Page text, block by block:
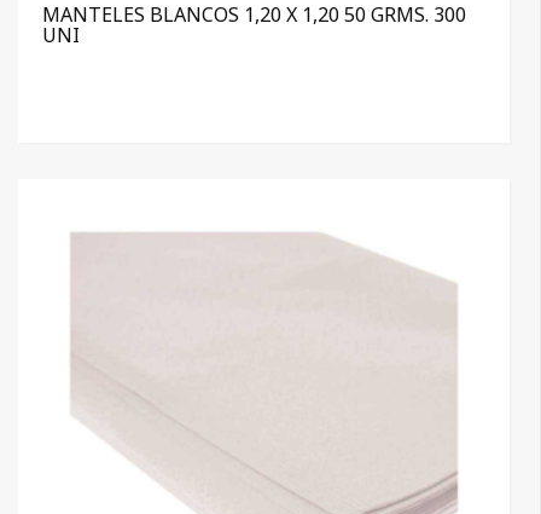
MANTELES BLANCOS 1,20 X 1,20 50 GRMS. 300
UNI